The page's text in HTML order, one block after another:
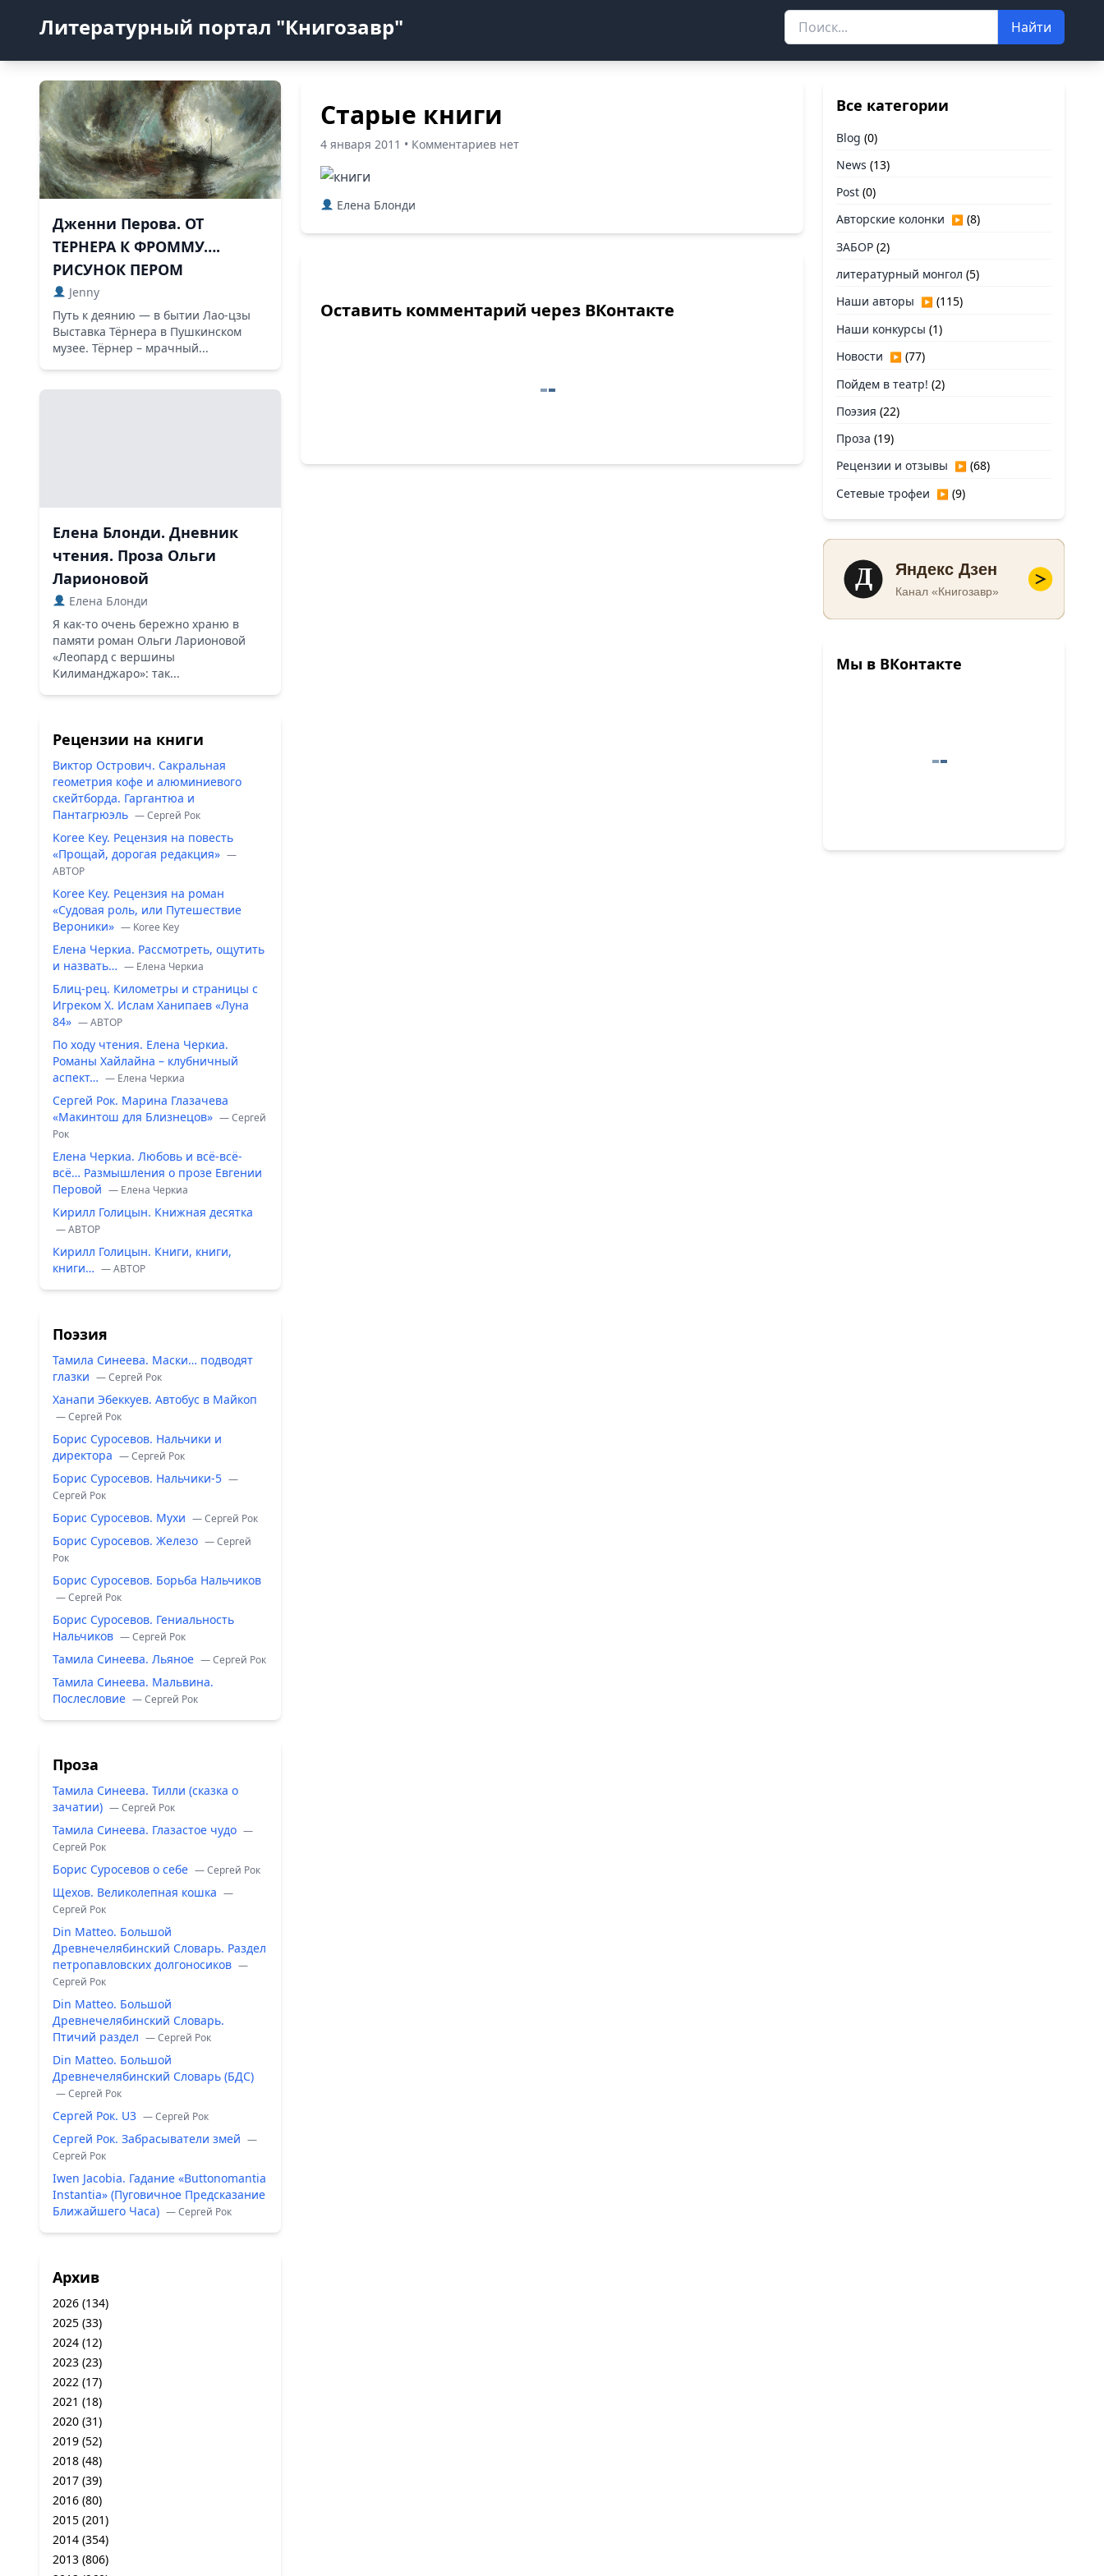
Литературный портал "Книгозавр" Найти
Дженни Перова. ОТ
ТЕРНЕРА К ФРОММУ….
РИСУНОК ПЕРОМ
Jenny
Путь к деянию — в бытии Лао-цзы
Выставка Тёрнера в Пушкинском
музее. Тёрнер – мрачный...
Елена Блонди. Дневник
чтения. Проза Ольги
Ларионовой
Елена Блонди
Я как-то очень бережно храню в
памяти роман Ольги Ларионовой
«Леопард с вершины
Килиманджаро»: так...
Рецензии на книги
Виктор Острович. Сакральная
геометрия кофе и алюминиевого
скейтборда. Гаргантюа и
Пантагрюэль — Сергей Рок
Koree Key. Рецензия на повесть
«Прощай, дорогая редакция» —
ABTOP
Koree Key. Рецензия на роман
«Судовая роль, или Путешествие
Вероники» — Koree Key
Елена Черкиа. Рассмотреть, ощутить
и назвать… — Елена Черкиа
Блиц-рец. Километры и страницы с
Игреком Х. Ислам Ханипаев «Луна
84» — ABTOP
По ходу чтения. Елена Черкиа.
Романы Хайлайна – клубничный
аспект… — Елена Черкиа
Сергей Рок. Марина Глазачева
«Макинтош для Близнецов» — Сергей
Рок
Елена Черкиа. Любовь и всё-всё-
всё… Размышления о прозе Евгении
Перовой — Елена Черкиа
Кирилл Голицын. Книжная десятка
— ABTOP
Кирилл Голицын. Книги, книги,
книги… — ABTOP
Поэзия
Тамила Синеева. Маски… подводят
глазки — Сергей Рок
Ханапи Эбеккуев. Автобус в Майкоп
— Сергей Рок
Борис Суросевов. Нальчики и
директора — Сергей Рок
Борис Суросевов. Нальчики-5 —
Сергей Рок
Борис Суросевов. Мухи — Сергей Рок
Борис Суросевов. Железо — Сергей
Рок
Борис Суросевов. Борьба Нальчиков
— Сергей Рок
Борис Суросевов. Гениальность
Нальчиков — Сергей Рок
Тамила Синеева. Льяное — Сергей Рок
Тамила Синеева. Мальвина.
Послесловие — Сергей Рок
Проза
Тамила Синеева. Тилли (сказка о
зачатии) — Сергей Рок
Тамила Синеева. Глазастое чудо —
Сергей Рок
Борис Суросевов о себе — Сергей Рок
Щехов. Великолепная кошка —
Сергей Рок
Din Matteo. Большой
Древнечелябинский Словарь. Раздел
петропавловских долгоносиков —
Сергей Рок
Din Matteo. Большой
Древнечелябинский Словарь.
Птичий раздел — Сергей Рок
Din Matteo. Большой
Древнечелябинский Словарь (БДС)
— Сергей Рок
Сергей Рок. U3 — Сергей Рок
Сергей Рок. Забрасыватели змей —
Сергей Рок
Iwen Jacobia. Гадание «Buttonomantia
Instantia» (Пуговичное Предсказание
Ближайшего Часа) — Сергей Рок
Архив
2026 (134)
2025 (33)
2024 (12)
2023 (23)
2022 (17)
2021 (18)
2020 (31)
2019 (52)
2018 (48)
2017 (39)
2016 (80)
2015 (201)
2014 (354)
2013 (806)
Старые книги
4 января 2011 • Комментариев нет
Елена Блонди
Оставить комментарий через ВКонтакте
Все категории
Blog (0)
News (13)
Post (0)
Авторские колонки ▶ (8)
ЗАБОР (2)
литературный монгол (5)
Наши авторы ▶ (115)
Наши конкурсы (1)
Новости ▶ (77)
Пойдем в театр! (2)
Поэзия (22)
Проза (19)
Рецензии и отзывы ▶ (68)
Сетевые трофеи ▶ (9)
Д Яндекс Дзен
Канал «Книгозавр»
Мы в ВКонтакте